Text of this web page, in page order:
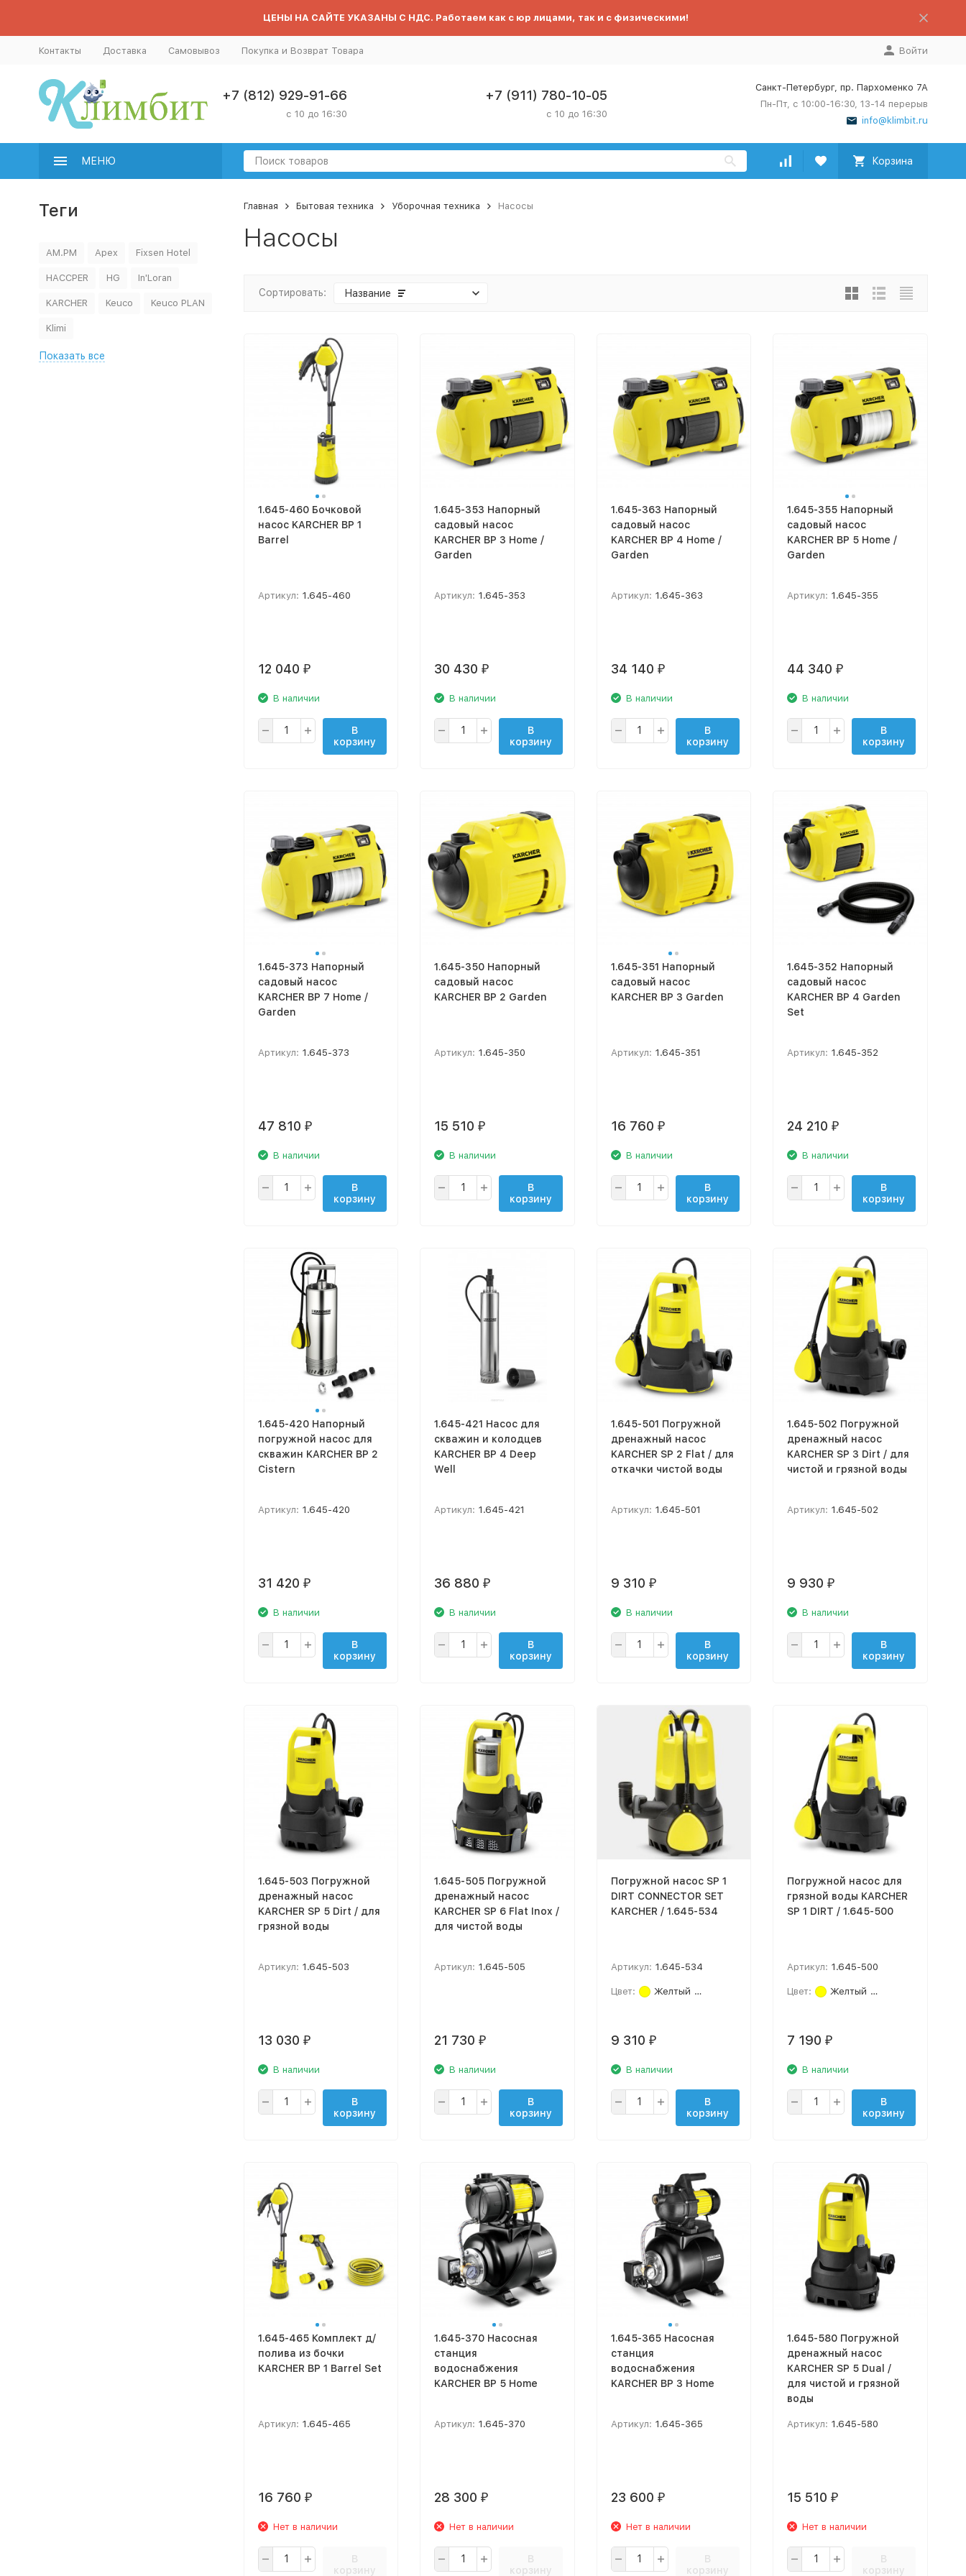
ЦЕНЫ НА САЙТЕ УКАЗАНЫ С НДС. Работаем как с юр лицами, так и с физическими!
Контакты Доставка Самовывоз Покупка и Возврат Товара Войти
+7 (812) 929-91-66
с 10 до 16:30
+7 (911) 780-10-05
с 10 до 16:30
Санкт-Петербург, пр. Пархоменко 7А
Пн-Пт, с 10:00-16:30, 13-14 перерыв
info@klimbit.ru
МЕНЮ Корзина
Главная Бытовая техника Уборочная техника Насосы
Насосы
Сортировать: Название
1.645-460 Бочковой
насос KARCHER BP 1
Barrel
Артикул: 1.645-460
12 040 ₽
В наличии
В
корзину
1.645-353 Напорный
садовый насос
KARCHER BP 3 Home /
Garden
Артикул: 1.645-353
30 430 ₽
В наличии
В
корзину
1.645-363 Напорный
садовый насос
KARCHER BP 4 Home /
Garden
Артикул: 1.645-363
34 140 ₽
В наличии
В
корзину
1.645-355 Напорный
садовый насос
KARCHER BP 5 Home /
Garden
Артикул: 1.645-355
44 340 ₽
В наличии
В
корзину
1.645-373 Напорный
садовый насос
KARCHER BP 7 Home /
Garden
Артикул: 1.645-373
47 810 ₽
В наличии
В
корзину
1.645-350 Напорный
садовый насос
KARCHER BP 2 Garden
Артикул: 1.645-350
15 510 ₽
В наличии
В
корзину
1.645-351 Напорный
садовый насос
KARCHER BP 3 Garden
Артикул: 1.645-351
16 760 ₽
В наличии
В
корзину
1.645-352 Напорный
садовый насос
KARCHER BP 4 Garden
Set
Артикул: 1.645-352
24 210 ₽
В наличии
В
корзину
1.645-420 Напорный
погружной насос для
скважин KARCHER BP 2
Сistern
Артикул: 1.645-420
31 420 ₽
В наличии
В
корзину
1.645-421 Насос для
скважин и колодцев
KARCHER BP 4 Deep
Well
Артикул: 1.645-421
36 880 ₽
В наличии
В
корзину
1.645-501 Погружной
дренажный насос
KARCHER SP 2 Flat / для
откачки чистой воды
Артикул: 1.645-501
9 310 ₽
В наличии
В
корзину
1.645-502 Погружной
дренажный насос
KARCHER SP 3 Dirt / для
чистой и грязной воды
Артикул: 1.645-502
9 930 ₽
В наличии
В
корзину
1.645-503 Погружной
дренажный насос
KARCHER SP 5 Dirt / для
грязной воды
Артикул: 1.645-503
13 030 ₽
В наличии
В
корзину
1.645-505 Погружной
дренажный насос
KARCHER SP 6 Flat Inox /
для чистой воды
Артикул: 1.645-505
21 730 ₽
В наличии
В
корзину
Погружной насос SP 1
DIRT CONNECTOR SET
KARCHER / 1.645-534
Артикул: 1.645-534
Цвет: Желтый
9 310 ₽
В наличии
В
корзину
Погружной насос для
грязной воды KARCHER
SP 1 DIRT / 1.645-500
Артикул: 1.645-500
Цвет: Желтый
7 190 ₽
В наличии
В
корзину
1.645-465 Комплект д/
полива из бочки
KARCHER BP 1 Barrel Set
Артикул: 1.645-465
16 760 ₽
Нет в наличии
В
корзину
1.645-370 Насосная
станция
водоснабжения
KARCHER BP 5 Home
Артикул: 1.645-370
28 300 ₽
Нет в наличии
В
корзину
1.645-365 Насосная
станция
водоснабжения
KARCHER BP 3 Home
Артикул: 1.645-365
23 600 ₽
Нет в наличии
В
корзину
1.645-580 Погружной
дренажный насос
KARCHER SP 5 Dual /
для чистой и грязной
воды
Артикул: 1.645-580
15 510 ₽
Нет в наличии
В
корзину
Теги
AM.PM Apex Fixsen Hotel
HACCPER HG In'Loran
KARCHER Keuco Keuco PLAN
Klimi
Показать все